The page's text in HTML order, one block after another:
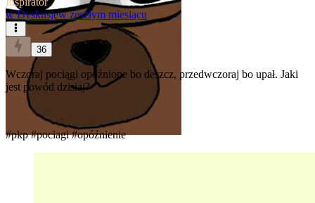
w Dyskusjew zeszłym miesiącu
36
Wczoraj pociągi opóźnione bo deszcz, przedwczoraj bo upał. Jaki
jest powód dzisiaj?
#pkp #pociagi #opóźnienie